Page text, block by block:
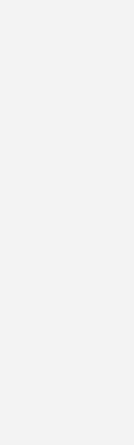
die vermutlich
auch in gerade
werden. Die
der Neufassung
zwei Jahre.
in der laufenden
vorangetrieben
2025 wäre eine
der
im
GIH:
die vereinbarten